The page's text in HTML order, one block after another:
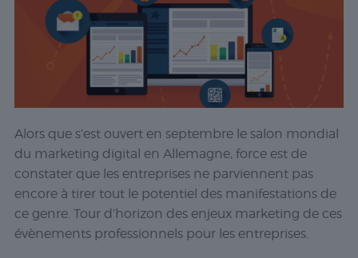
Alors que s’est ouvert en septembre le salon mondial
du marketing digital en Allemagne, force est de
constater que les entreprises ne parviennent pas
encore à tirer tout le potentiel des manifestations de
ce genre. Tour d’horizon des enjeux marketing de ces
évènements professionnels pour les entreprises.